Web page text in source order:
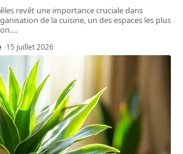
revêt une importance cruciale dans
de la cuisine, un des espaces les plus
…
15 juillet 2026